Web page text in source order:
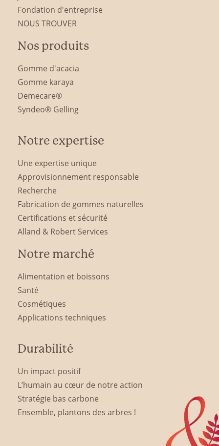
Fondation d'entreprise
NOUS TROUVER
Nos produits
Gomme d'acacia
Gomme karaya
Demecare®
Syndeo® Gelling
Notre expertise
Une expertise unique
Approvisionnement responsable
Recherche
Fabrication de gommes naturelles
Certifications et sécurité
Alland & Robert Services
Notre marché
Alimentation et boissons
Santé
Cosmétiques
Applications techniques
Durabilité
Un impact positif
L’humain au cœur de notre action
Stratégie bas carbone
Ensemble, plantons des arbres !